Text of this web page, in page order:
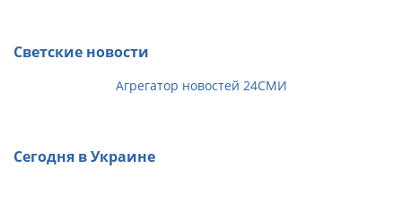
Светские новости
Агрегатор новостей 24СМИ
Сегодня в Украине